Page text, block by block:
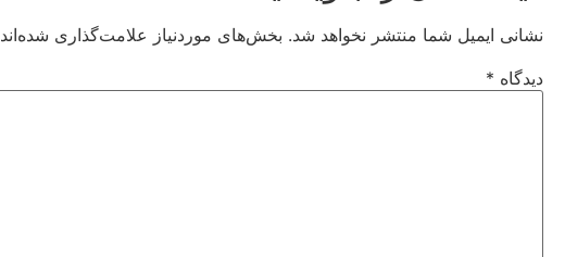
نشانی ایمیل شما منتشر نخواهد شد. بخش‌های موردنیاز علامت‌گذاری شده‌اند
دیدگاه *